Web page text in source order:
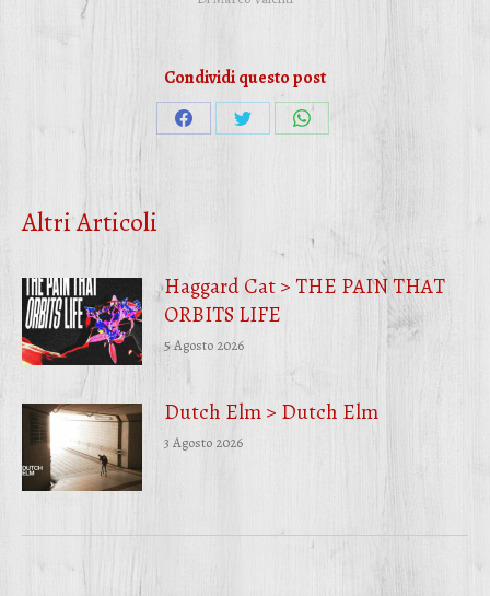
Condividi questo post
CondividiCondividiCondividi
Altri Articoli
Haggard Cat > THE PAIN THAT
ORBITS LIFE
5 Agosto 2026
Dutch Elm > Dutch Elm
3 Agosto 2026